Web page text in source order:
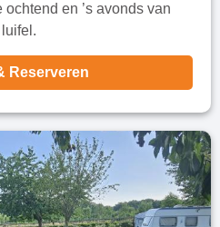
en ’s avonds van
Reserveren